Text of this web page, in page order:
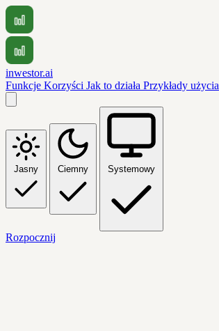
inwestor.ai
Funkcje Korzyści Jak to działa Przykłady użycia
Jasny Ciemny Systemowy
Rozpocznij